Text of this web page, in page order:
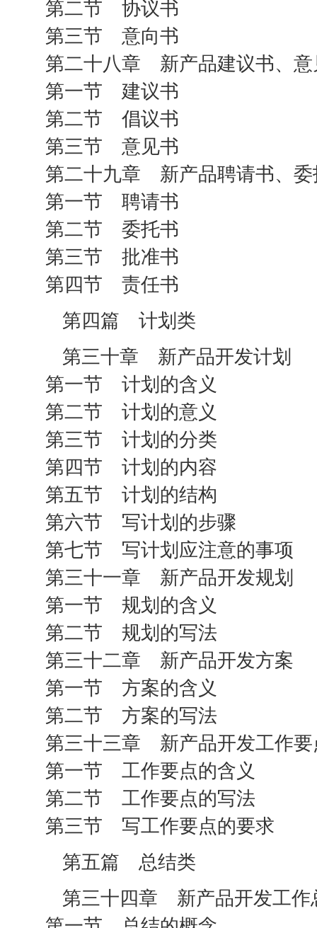
第二节 协议书
第三节 意向书
第二十八章 新产品建议书、意
第一节 建议书
第二节 倡议书
第三节 意见书
第二十九章 新产品聘请书、委
第一节 聘请书
第二节 委托书
第三节 批准书
第四节 责任书
第四篇 计划类
第三十章 新产品开发计划
第一节 计划的含义
第二节 计划的意义
第三节 计划的分类
第四节 计划的内容
第五节 计划的结构
第六节 写计划的步骤
第七节 写计划应注意的事项
第三十一章 新产品开发规划
第一节 规划的含义
第二节 规划的写法
第三十二章 新产品开发方案
第一节 方案的含义
第二节 方案的写法
第三十三章 新产品开发工作要
第一节 工作要点的含义
第二节 工作要点的写法
第三节 写工作要点的要求
第五篇 总结类
第三十四章 新产品开发工作